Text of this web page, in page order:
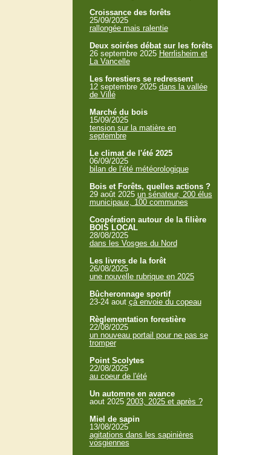
Croissance des forêts
25/09/2025
rallongée mais ralentie
Deux soirées débat sur les forêts
26 septembre 2025 Herrlisheim et
La Vancelle
Les forestiers se redressent
12 septembre 2025 dans la vallée
de Villé
Marché du bois
15/09/2025
tension sur la matière en
septembre
Le climat de l'été 2025
06/09/2025
bilan de l'été météorologique
Bois et Forêts, quelles actions ?
29 août 2025 un sénateur, 200 élus
municipaux, 100 communes
Coopération autour de la filière
BOIS LOCAL
28/08/2025
dans les Vosges du Nord
Les livres de la forêt
26/08/2025
une nouvelle rubrique en 2025
Bûcheronnage sportif
23-24 aout çà envoie du copeau
Règlementation forestière
22/08/2025
un nouveau portail pour ne pas se
tromper
Point Scolytes
22/08/2025
au coeur de l'été
Un automne en avance
aout 2025 2003, 2025 et après ?
Miel de sapin
13/08/2025
agitations dans les sapinières
vosgiennes